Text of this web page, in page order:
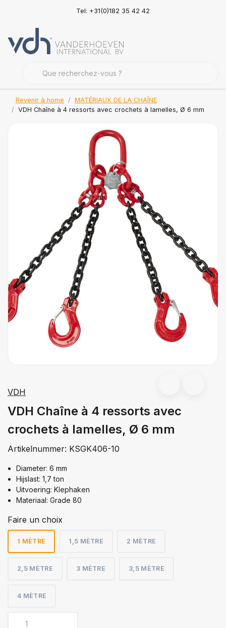
Tel: +31(0)182 35 42 42
Revenir à home
MATÉRIAUX DE LA CHAÎNE
VDH Chaîne à 4 ressorts avec crochets à lamelles, Ø 6 mm
VDH
VDH Chaîne à 4 ressorts avec
crochets à lamelles, Ø 6 mm
Artikelnummer: KSGK406-10
Diameter: 6 mm
Hijslast: 1,7 ton
Uitvoering: Klephaken
Materiaal: Grade 80
Faire un choix
1 MÈTRE 1,5 MÈTRE 2 MÈTRE
2,5 MÈTRE 3 MÈTRE 3,5 MÈTRE
4 MÈTRE